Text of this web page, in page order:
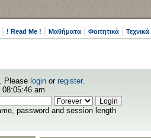
! Read Me ! Μαθήματα Φοιτητικά
. Please login or register.
am
password and session length